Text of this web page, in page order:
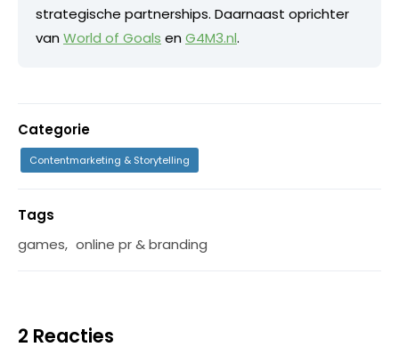
strategische partnerships. Daarnaast oprichter
vanWorld of Goals enG4M3.nl.
Categorie
Contentmarketing & Storytelling
Tags
games, online pr & branding
2 Reacties